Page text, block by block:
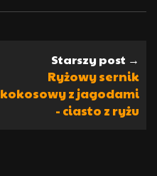
Starszy post →
Ryżowy sernik
kokosowy z jagodami
- ciasto z ryżu